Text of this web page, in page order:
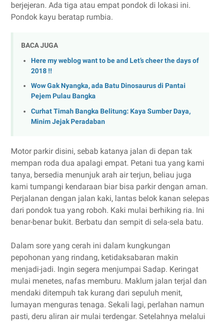
berjejeran. Ada tiga atau empat pondok di lokasi ini.
Pondok kayu beratap rumbia.
BACA JUGA
Here my weblog want to be and Let’s cheer the days of
2018 !!
Wow Gak Nyangka, ada Batu Dinosaurus di Pantai
Pejem Pulau Bangka
Curhat Timah Bangka Belitung: Kaya Sumber Daya,
Minim Jejak Peradaban
Motor parkir disini, sebab katanya jalan di depan tak
mempan roda dua apalagi empat. Petani tua yang kami
tanya, bersedia menunjuk arah air terjun, beliau juga
kami tumpangi kendaraan biar bisa parkir dengan aman.
Perjalanan dengan jalan kaki, lantas belok kanan selepas
dari pondok tua yang roboh. Kaki mulai berhiking ria. Ini
benar-benar bukit. Berbatu dan sempit di sela-sela batu.
Dalam sore yang cerah ini dalam kungkungan
pepohonan yang rindang, ketidaksabaran makin
menjadi-jadi. Ingin segera menjumpai Sadap. Keringat
mulai menetes, nafas memburu. Maklum jalan terjal dan
mendaki ditempuh tak kurang dari sepuluh menit,
lumayan menguras tenaga. Sekali lagi, perlahan namun
pasti, deru aliran air mulai terdengar. Setelahnya melalui